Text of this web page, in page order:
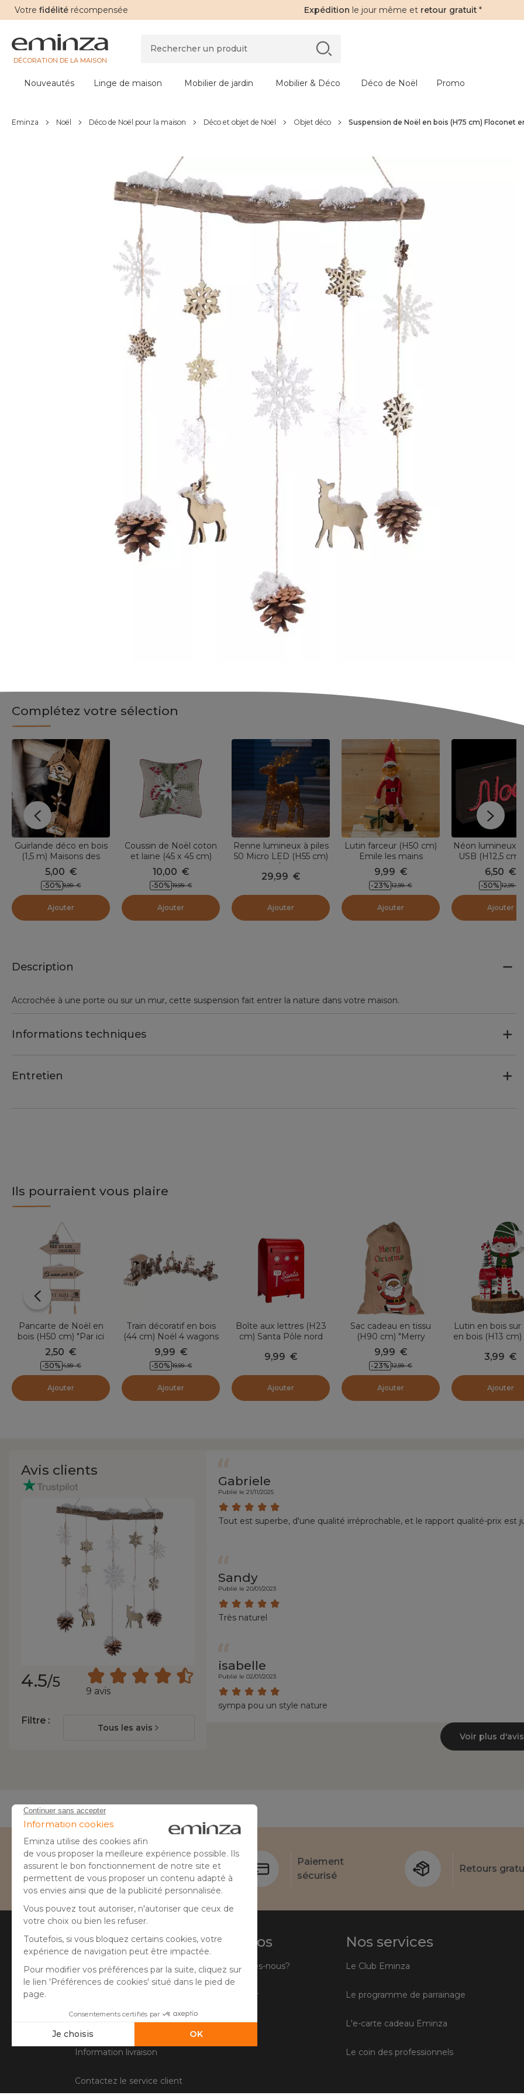
Votre fidélité récompensée Expédition le jour même et retour gratuit *
DÉCORATION DE LA MAISON
Nouveautés Linge de maison Mobilier de jardin Mobilier & Déco Déco de Noël Promo
Eminza Noël Déco de Noël pour la maison Déco et objet de Noël Objet déco Suspension de Noël en bois (H75 cm) Floconet
Complétez votre sélection
Guirlande déco en bois
(1,5 m) Maisons des
forêts
5,00 €
-50% 9,99 €
Ajouter
Coussin de Noël coton
et laine (45 x 45 cm)
Winty Naturel
10,00 €
-50% 19,99 €
Ajouter
Renne lumineux à piles
50 Micro LED (H55 cm)
Rotin Brun/blanc chaud
29,99 €
Ajouter
Lutin farceur (H50 cm)
Emile les mains
scratchées
9,99 €
-23% 12,99 €
Ajouter
Néon lumineux à
USB (H12,5 cm)
Rouge
6,50 €
-50% 12,99
Ajouter
Description
Accrochée à une porte ou sur un mur, cette suspension fait entrer la nature dans votre maison.
Informations techniques
Entretien
Ils pourraient vous plaire
Pancarte de Noël en
bois (H50 cm) "Par ici
les cadeaux"
2,50 €
-50% 4,99 €
Ajouter
Train décoratif en bois
(44 cm) Noël 4 wagons
9,99 €
-50% 19,99 €
Ajouter
Boîte aux lettres (H23
cm) Santa Pôle nord
9,99 €
Ajouter
Sac cadeau en tissu
(H90 cm) "Merry
christmas" Rouge
9,99 €
-23% 12,99 €
Ajouter
Lutin en bois sur
en bois (H13
3,99 €
Ajouter
Avis clients
4.5/5
9 avis
Filtre :
Tous les avis
Gabriele
Publié le 21/11/2025
Tout est superbe, d'une qualité irréprochable, et le rapport qualité-prix est
Sandy
Publié le 20/01/2023
Très naturel
isabelle
Publié le 02/01/2023
sympa pou un style nature
Voir plus d'avis
Besoin d'aide ?
04 50 65 10 12
Paiement
sécurisé
Retours
Aide
Suivre ma commande
Questions fréquentes
Information livraison
Contactez le service client
A propos
Qui sommes-nous?
Côté Atelier
Nos services
Le Club Eminza
Le programme de parrainage
L'e-carte cadeau Eminza
Le coin des professionnels